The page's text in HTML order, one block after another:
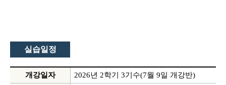
실습일정
개강일자 2026년 2학기 3기수(7월 9일 개강반)